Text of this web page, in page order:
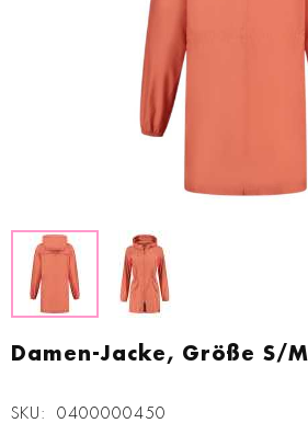
Damen-Jacke, Größe S/
SKU 0400000450
Anfang
springen